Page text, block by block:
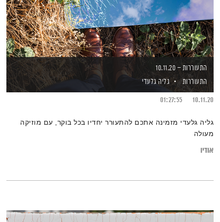
התעוררות – 10.11.20
התעוררות
גליה גלעדי
10.11.20
01:27:55
גליה גלעדי מזמינה אתכם להתעורר יחדיו בכל בוקר, עם מוזיקה
מעולה
אודיו